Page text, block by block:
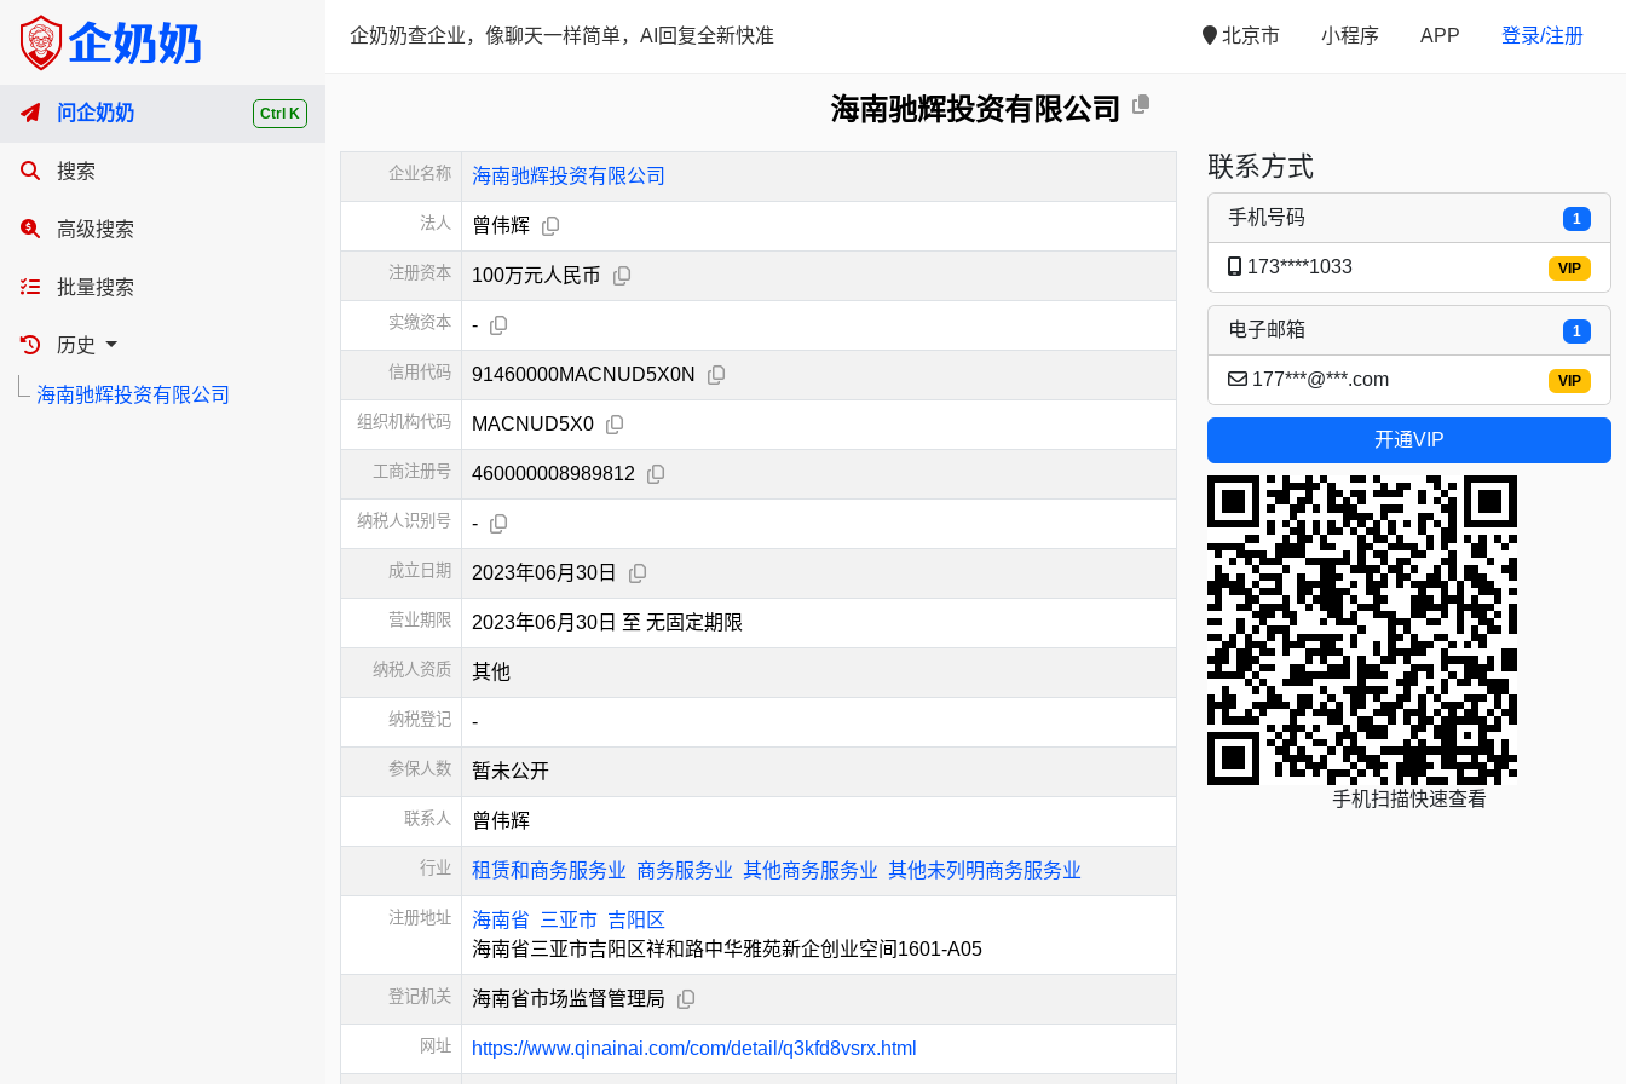
Ctrl K
问企奶奶
搜索
高级搜索
批量搜索
历史
海南驰辉投资有限公司
企奶奶查企业，像聊天一样简单，AI回复全新快准 北京市 小程序 APP 登录/注册
海南驰辉投资有限公司
企业名称 海南驰辉投资有限公司
法人 曾伟辉
注册资本 100万元人民币
实缴资本 -
信用代码 91460000MACNUD5X0N
组织机构代码 MACNUD5X0
工商注册号 460000008989812
纳税人识别号 -
成立日期 2023年06月30日
营业期限 2023年06月30日 至 无固定期限
纳税人资质 其他
纳税登记 -
参保人数 暂未公开
联系人 曾伟辉
行业 租赁和商务服务业 商务服务业 其他商务服务业 其他未列明商务服务业
注册地址 海南省 三亚市 吉阳区
海南省三亚市吉阳区祥和路中华雅苑新企创业空间1601-A05
登记机关 海南省市场监督管理局
网址 https://www.qinainai.com/com/detail/q3kfd8vsrx.html
联系方式
1
手机号码
VIP
173****1033
1
电子邮箱
VIP
177***@***.com
开通VIP
手机扫描快速查看